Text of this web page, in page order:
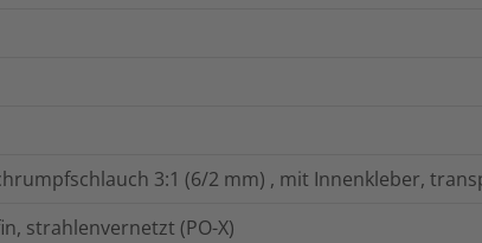
3:1 (6/2 mm) , mit Innenkleber,
strahlenvernetzt (PO-X)